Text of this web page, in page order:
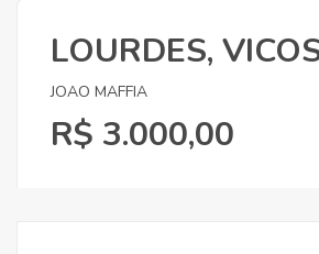
LOURDES,
JOAO MAFFIA
R$ 3.000,00